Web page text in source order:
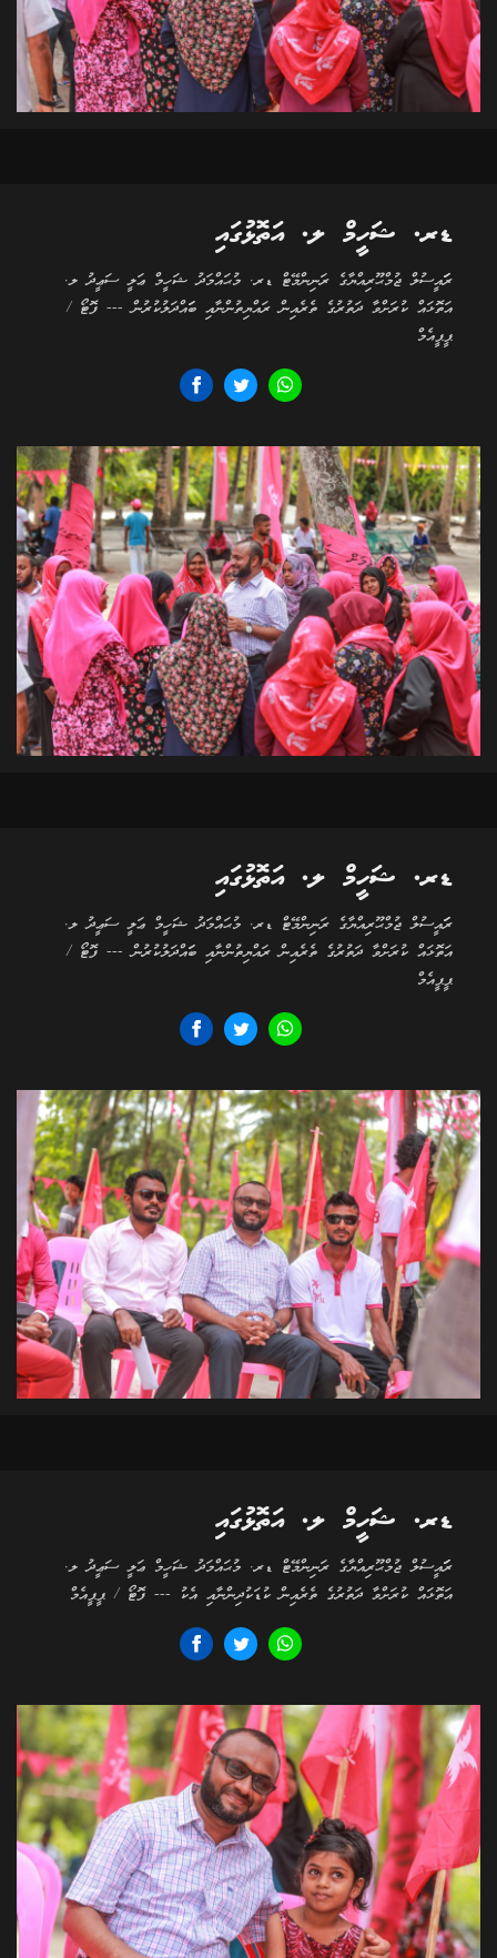
ޑރ. ޝަހީމް ލ. އަތޮޅުގައި
ރަަައީސުލް ޖުމްޙޫރިއްޔާގެ ރަނިންމޭޓް ޑރ. މުޙައްމަދު ޝަހީމް ޢަލީ ސަޢީދު ލ.
އަތޮޅައް ކުރަށްވާ ދަތުރުގެ ތެރެއިން ރައްޔިތުންނާއި ބަައްދަލުކުރުން --- ފޮޓޯ /
ޕީޕީއެމް
ޑރ. ޝަހީމް ލ. އަތޮޅުގައި
ރަަައީސުލް ޖުމްޙޫރިއްޔާގެ ރަނިންމޭޓް ޑރ. މުޙައްމަދު ޝަހީމް ޢަލީ ސަޢީދު ލ.
އަތޮޅައް ކުރަށްވާ ދަތުރުގެ ތެރެއިން ރައްޔިތުންނާއި ބަައްދަލުކުރުން --- ފޮޓޯ /
ޕީޕީއެމް
ޑރ. ޝަހީމް ލ. އަތޮޅުގައި
ރަަައީސުލް ޖުމްޙޫރިއްޔާގެ ރަނިންމޭޓް ޑރ. މުޙައްމަދު ޝަހީމް ޢަލީ ސަޢީދު ލ.
އަތޮޅައް ކުރަށްވާ ދަތުރުގެ ތެރެއިން ކުޑަކުދިންނާއި އެކު --- ފޮޓޯ / ޕީޕީއެމް